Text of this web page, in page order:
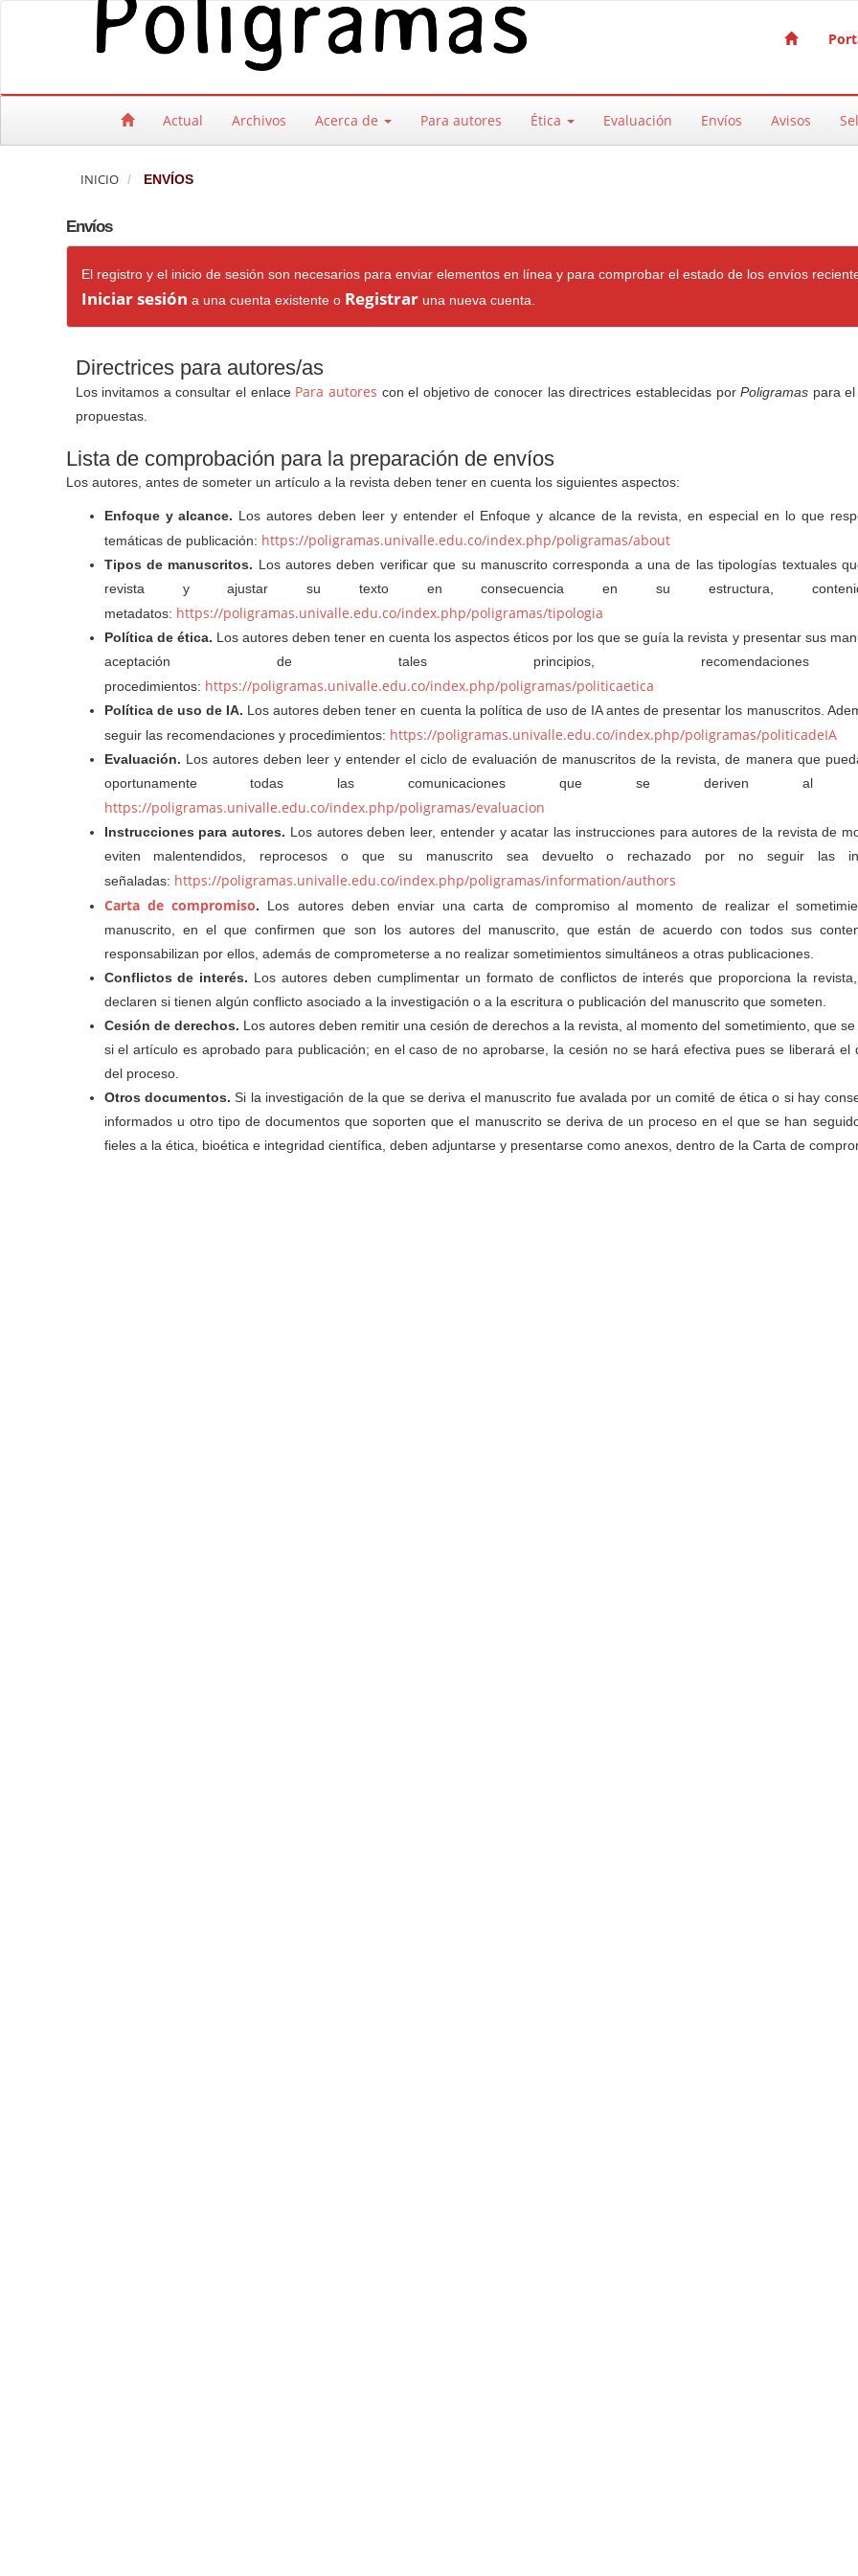
Salto rápido al contenido de la página
Navegación principal
Contenido principal
Actual Archivos Acerca de Para autores Ética Evaluación Envíos Avisos
INICIO ENVÍOS
Envíos
El registro y el inicio de sesión son necesarios para enviar elementos en línea y para comprobar el estado de los envíos
Iniciar sesión a una cuenta existente o Registraruna nueva cuenta.
Directrices para autores/as
Los invitamos a consultar el enlace Para autores con el objetivo de conocer las directrices establecidas porPoligramas para
propuestas.
Lista de comprobación para la preparación de envíos
Los autores, antes de someter un artículo a la revista deben tener en cuenta los siguientes aspectos:
Enfoque y alcance. Los autores deben leer y entender el Enfoque y alcance de la revista, en especial en lo que
temáticas de publicación: https://poligramas.univalle.edu.co/index.php/poligramas/about
Tipos de manuscritos. Los autores deben verificar que su manuscrito corresponda a una de las tipologías textuales
revista y ajustar su texto en consecuencia en su estructura,
metadatos: https://poligramas.univalle.edu.co/index.php/poligramas/tipologia
Política de ética. Los autores deben tener en cuenta los aspectos éticos por los que se guía la revista y presentar sus
aceptación de tales principios,
procedimientos: https://poligramas.univalle.edu.co/index.php/poligramas/politicaetica
Política de uso de IA. Los autores deben tener en cuenta la política de uso de IA antes de presentar los manuscritos.
seguir las recomendaciones y procedimientos: https://poligramas.univalle.edu.co/index.php/poligramas/politicadeIA
Evaluación. Los autores deben leer y entender el ciclo de evaluación de manuscritos de la revista, de manera que
oportunamente todas las comunicaciones que se deriven al
https://poligramas.univalle.edu.co/index.php/poligramas/evaluacion
Instrucciones para autores. Los autores deben leer, entender y acatar las instrucciones para autores de la revista de
eviten malentendidos, reprocesos o que su manuscrito sea devuelto o rechazado por no seguir las
señaladas: https://poligramas.univalle.edu.co/index.php/poligramas/information/authors
Carta de compromiso. Los autores deben enviar una carta de compromiso al momento de realizar el
manuscrito, en el que confirmen que son los autores del manuscrito, que están de acuerdo con todos sus
responsabilizan por ellos, además de comprometerse a no realizar sometimientos simultáneos a otras publicaciones.
Conflictos de interés. Los autores deben cumplimentar un formato de conflictos de interés que proporciona la
declaren si tienen algún conflicto asociado a la investigación o a la escritura o publicación del manuscrito que someten.
Cesión de derechos. Los autores deben remitir una cesión de derechos a la revista, al momento del sometimiento, que
si el artículo es aprobado para publicación; en el caso de no aprobarse, la cesión no se hará efectiva pues se liberará el
del proceso.
Otros documentos. Si la investigación de la que se deriva el manuscrito fue avalada por un comité de ética o si hay
informados u otro tipo de documentos que soporten que el manuscrito se deriva de un proceso en el que se han
fieles a la ética, bioética e integridad científica, deben adjuntarse y presentarse como anexos, dentro de la Carta de